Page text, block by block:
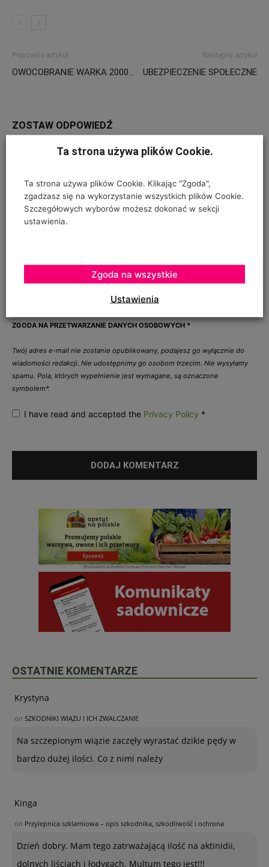
Poprzedni artykuł
OWOCOBRANIE WARKA 2000…
Następny artykuł
UBEZPIECZENIE SPOŁECZNE
ZOSTAW ODPOWIEDŹ
ZGODA NA PRZETWARZANIE DANYCH OSOBOWYCH *
Twój adres e-mail nie zostanie opublikowany, podajesz go wyłącznie do
wiadomości redakcji. Nie udostępnimy go osobom trzecim. Nie wysyłamy
spamu. Pola, których wypełnienie jest wymagane, są oznaczone
symbolem*.
I have read and accepted the Privacy Policy *
OSTATNIE KOMENTARZE
Krystyna
on SZKODNIKI WIĄZU I ICH ZWALCZANIE
Na szczepionym wiązie zaczęły wyrastać dzikie pędy w
bardzo dużej ilości. Co z nimi należy
Kinga
on Przylepnica szklarniowa – opis szkodnika, szkodliwość i ochrona
Dzień dobry. Mam tego zatrważającą ilość na aktinidii,
dolnych liściach i łodygach. Multum tego jest!!!
Ta strona używa plików Cookie.
Ta strona używa plików Cookie. Klikając "Zgoda",
zgadzasz się na wykorzystanie wszystkich plików Cookie.
Szczegółowych wyborów możesz dokonać w sekcji
ustawienia.
Ustawienia
Zgoda na wszystkie